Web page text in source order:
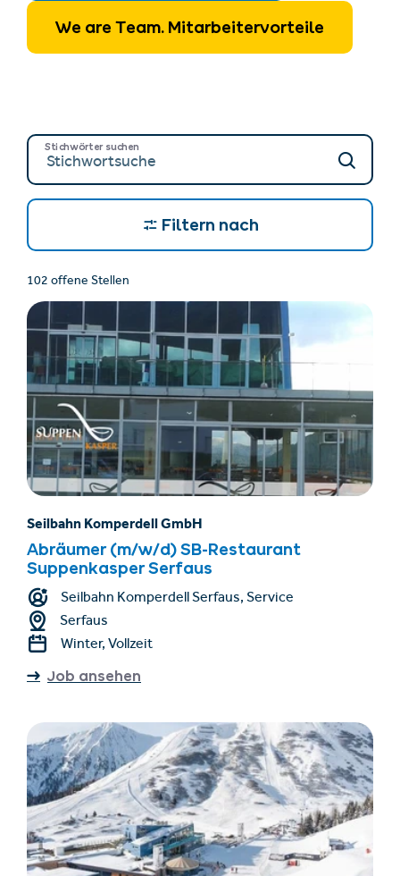
We are Team. Mitarbeitervorteile
Stichwörter suchen
Filtern nach
102 offene Stellen
Seilbahn Komperdell GmbH
Abräumer (m/w/d) SB-Restaurant
Suppenkasper Serfaus
Seilbahn Komperdell Serfaus, Service
Serfaus
Winter, Vollzeit
Job ansehen